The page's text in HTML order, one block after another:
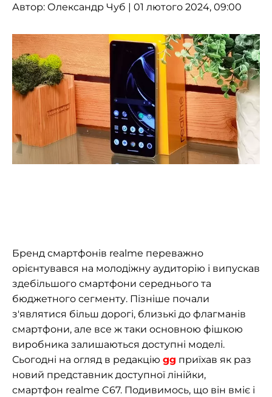
Автор: Олександр Чуб | 01 лютого 2024, 09:00
Бренд смартфонів realme переважно
орієнтувався на молодіжну аудиторію і випускав
здебільшого смартфони середнього та
бюджетного сегменту. Пізніше почали
з'являтися більш дорогі, близькі до флагманів
смартфони, але все ж таки основною фішкою
виробника залишаються доступні моделі.
Сьогодні на огляд в редакцію gg приїхав як раз
новий представник доступної лінійки,
смартфон realme C67. Подивимось, що він вміє і